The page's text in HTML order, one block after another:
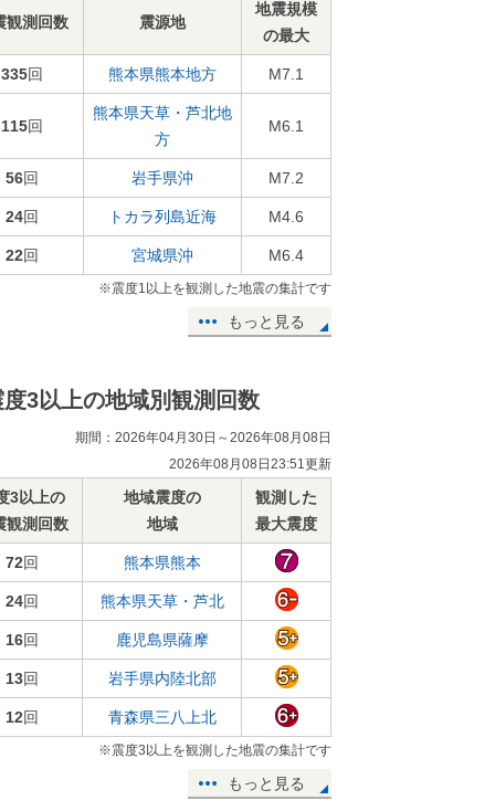
観測回数 震源地
地震規模
の最大
335回 熊本県熊本地方 M7.1
115回
熊本県天草・芦北地
方
M6.1
56回 岩手県沖 M7.2
24回 トカラ列島近海 M4.6
22回 宮城県沖 M6.4
※震度1以上を観測した地震の集計です
もっと見る
度3以上の地域別観測回数
期間：2026年04月30日～2026年08月08日
2026年08月08日23:51更新
3以上の
観測回数
地域震度の
地域
観測した
最大震度
72回 熊本県熊本
24回 熊本県天草・芦北
16回 鹿児島県薩摩
13回 岩手県内陸北部
12回 青森県三八上北
※震度3以上を観測した地震の集計です
もっと見る